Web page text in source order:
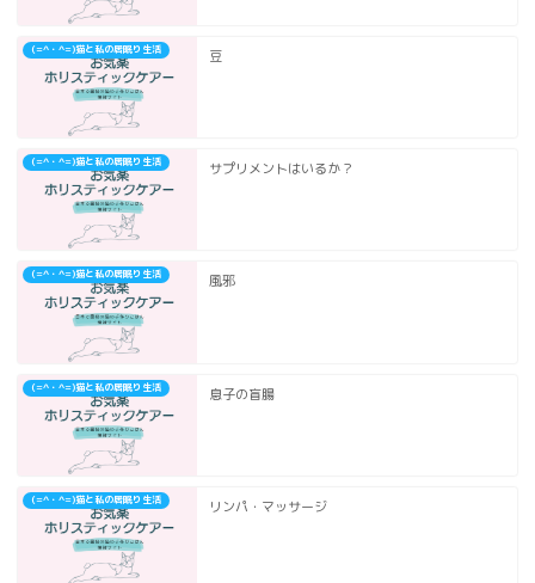
(=^・^=)猫と私の居眠り生活 豆
(=^・^=)猫と私の居眠り生活 サプリメントはいるか？
(=^・^=)猫と私の居眠り生活 風邪
(=^・^=)猫と私の居眠り生活 息子の盲腸
(=^・^=)猫と私の居眠り生活 リンパ・マッサージ